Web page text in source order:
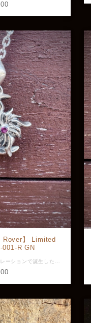
Rover】 Limited
001-R GN
Que Craveと当店のコラボレーションで誕生した太陽と月をモチーフとした神秘的なデザイン。 多くの文化で相反した存在（陰と陽）として語られている太陽と月。 相反した存在で語られているが太陽の光がなければ月は輝かない。表裏一体であり二人三脚。 日が満ちている時も月が満ちている時もあなたを照らしてくれる相棒になる一品。 こちらは太陽と三日月のモチーフ。 ガーネット装飾なしモデルもございます。 素材：silver925、ガーネット 縦幅：約28.7mm (バチカン込み) 横幅：約16.9mm ※画像と実物で色具合が異なって見える場合がございますがご了承ください。 ※ 店頭展示品のため販売済みの場合は再入荷まで2〜3週間程お待ち頂きます。 ※ラッピングをご希望の方はラッピング欄からBOXをお選びください。 GFQP-001-R-GN